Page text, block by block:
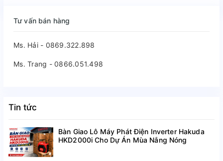
Tư vấn bán hàng
Ms. Hải - 0869.322.898
Ms. Trang - 0866.051.498
Tin tức
Bàn Giao Lô Máy Phát Điện Inverter Hakuda
HKD2000i Cho Dự Án Mùa Nắng Nóng